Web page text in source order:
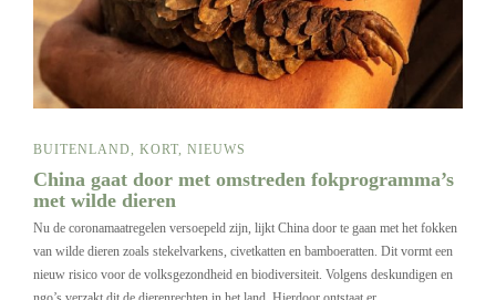
BUITENLAND KORT NIEUWS
China gaat door met omstreden fokprogramma’s
met wilde dieren
Nu de coronamaatregelen versoepeld zijn, lijkt China door te gaan met het fokken
van wilde dieren zoals stekelvarkens, civetkatten en bamboeratten. Dit vormt een
nieuw risico voor de volksgezondheid en biodiversiteit. Volgens deskundigen en